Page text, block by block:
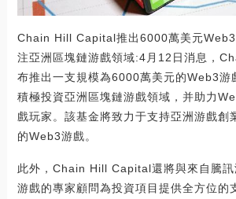
Chain Hill Capital推出6000萬美元Web3
注亞洲區塊鏈游戲領域:4月12日消息，
布推出一支規模為6000萬美元的Web3游
積極投資亞洲區塊鏈游戲領域，并助力
戲玩家。該基金將致力于支持亞洲游戲創
的Web3游戲。
此外，Chain Hill Capital還將與來自騰訊
游戲的專家顧問為投資項目提供全方位的